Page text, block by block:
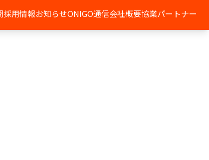
採用情報お知らせONIGO通信会社概要協業パートナー